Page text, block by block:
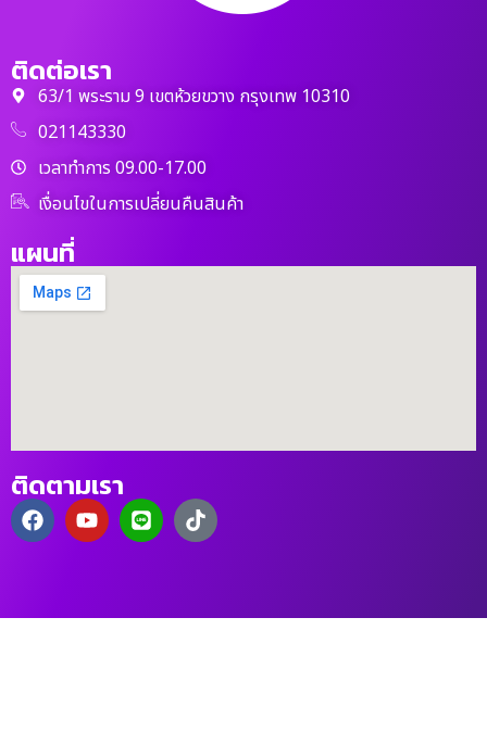
ติดต่อเรา
63/1 พระราม 9 เขตห้วยขวาง กรุงเทพ 10310
021143330
เวลาทำการ 09.00-17.00
เงื่อนไขในการเปลี่ยนคืนสินค้า
แผนที่
ติดตามเรา